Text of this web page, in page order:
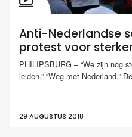
Anti-Nederlandse
protest voor
PHILIPSBURG – “We zijn nog
leiden.” “Weg met Nederland.”
29 AUGUSTUS 2018